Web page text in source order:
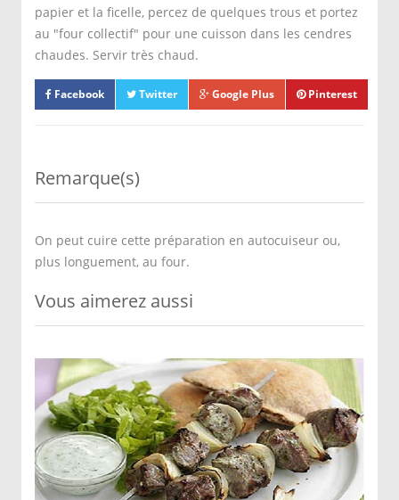
papier et la ficelle, percez de quelques trous et portez
au "four collectif" pour une cuisson dans les cendres
chaudes. Servir très chaud.
Facebook Twitter Google Plus Pinterest
Remarque(s)
On peut cuire cette préparation en autocuiseur ou,
plus longuement, au four.
Vous aimerez aussi